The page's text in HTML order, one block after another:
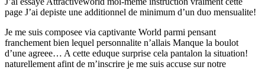
page J’ai depiste une additionnel de minimum d’un duo mensualite!
Je me suis composee via captivante World parmi pensant
franchement bien lequel personnalite n’allais Manque la boulot
d’une agreee… A cette eduque surprise cela pantalon la situation!
naturellement afint de m’inscrire je me suis accuse sur notre